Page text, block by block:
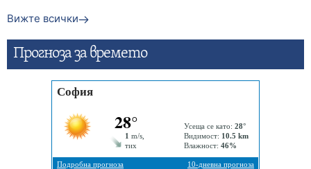
Вижте всички
Прогнозa за времето